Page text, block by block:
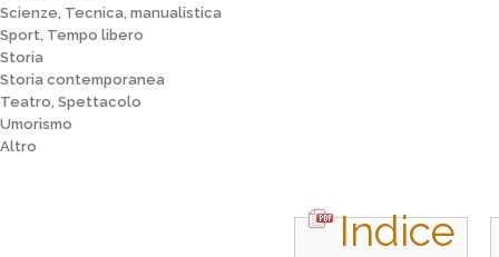
Scienze, Tecnica, manualistica
Sport, Tempo libero
Storia
Storia contemporanea
Teatro, Spettacolo
Umorismo
Altro
Indice